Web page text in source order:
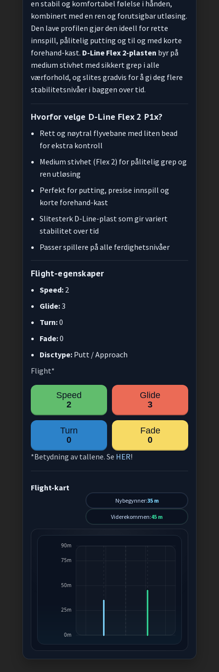
en stabil og komfortabel følelse i hånden,
kombinert med en ren og forutsigbar utløsing.
Den lave profilen gjør den ideell for rette
innspill, pålitelig putting og til og med korte
forehand-kast. D-Line Flex 2-plasten byr på
medium stivhet med sikkert grep i alle
værforhold, og slites gradvis for å gi deg flere
stabilitetsnivåer i baggen over tid.
Hvorfor velge D-Line Flex 2 P1x?
Rett og nøytral flyvebane med liten bead
for ekstra kontroll
Medium stivhet (Flex 2) for pålitelig grep og
ren utløsing
Perfekt for putting, presise innspill og
korte forehand-kast
Slitesterk D-Line-plast som gir variert
stabilitet over tid
Passer spillere på alle ferdighetsnivåer
Flight-egenskaper
Speed: 2
Glide:3
Turn:0
Fade:0
Disctype: Putt / Approach
Flight*
Speed
2
Glide
3
Turn
0
Fade
0
*Betydning av tallene. Se HER!
Flight-kart
Nybegynner:35 m
Viderekommen:45 m
0m
25m
50m
75m
90m